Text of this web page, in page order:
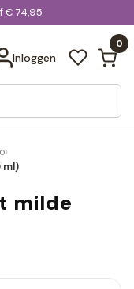
€ 74,95
Inloggen
0
alle resultaten
›
ml)
milde